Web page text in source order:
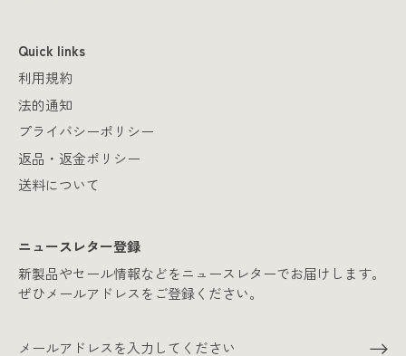
Quick links
利用規約
法的通知
プライバシーポリシー
返品・返金ポリシー
送料について
ニュースレター登録
新製品やセール情報などをニュースレターでお届けします。
ぜひメールアドレスをご登録ください。